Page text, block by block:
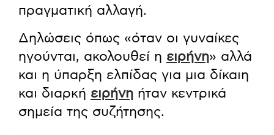
πραγματική αλλαγή.
Δηλώσεις όπως «όταν οι γυναίκες
ηγούνται, ακολουθεί η ειρήνη» αλλά
και η ύπαρξη ελπίδας για μια δίκαιη
και διαρκή ειρήνη ήταν κεντρικά
σημεία της συζήτησης.